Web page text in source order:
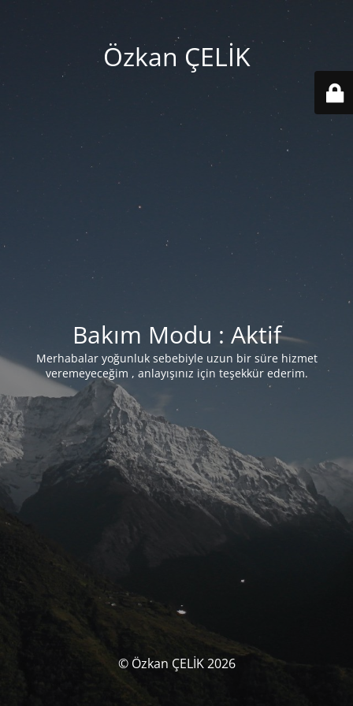
Özkan ÇELİK
Bakım Modu : Aktif
Merhabalar yoğunluk sebebiyle uzun bir süre hizmet
veremeyeceğim , anlayışınız için teşekkür ederim.
© Özkan ÇELİK 2026